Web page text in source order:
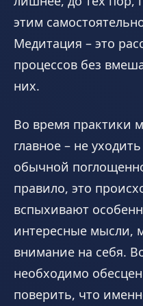
этим
Медитация – это
процессов без
них.
Во время практики
главное – не
обычной
правило, это
вспыхивают
интересные мысли,
внимание на себя.
необходимо
поверить, что